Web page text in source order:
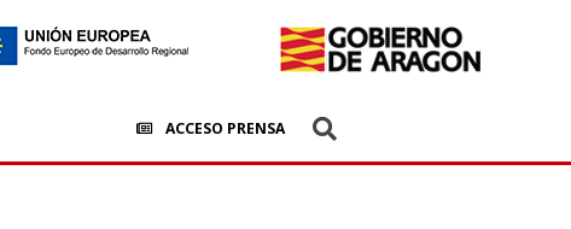
ACCESO PRENSA